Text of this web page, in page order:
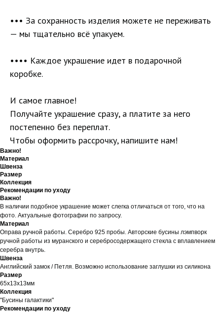
••• За сохранность изделия можете не переживать
— мы тщательно всё упакуем.
•••• Каждое украшение идет в подарочной
коробке.
И самое главное!
Получайте украшение сразу, а платите за него
постепенно без переплат.
Чтобы оформить рассрочку, напишите нам!
Важно!
Материал
Швенза
Размер
Коллекция
Рекомендации по уходу
Важно!
В наличии подобное украшение может слегка отличаться от того, что на
фото. Актуальные фотографии по запросу.
Материал
Оправа ручной работы. Серебро 925 пробы. Авторские бусины лэмпворк
ручной работы из муранского и серебросодержащего стекла с вплавлением
серебра внутрь.
Швенза
Английский замок / Петля. Возможно использование заглушки из силикона
Размер
65х13х13мм
Коллекция
"Бусины галактики"
Рекомендации по уходу